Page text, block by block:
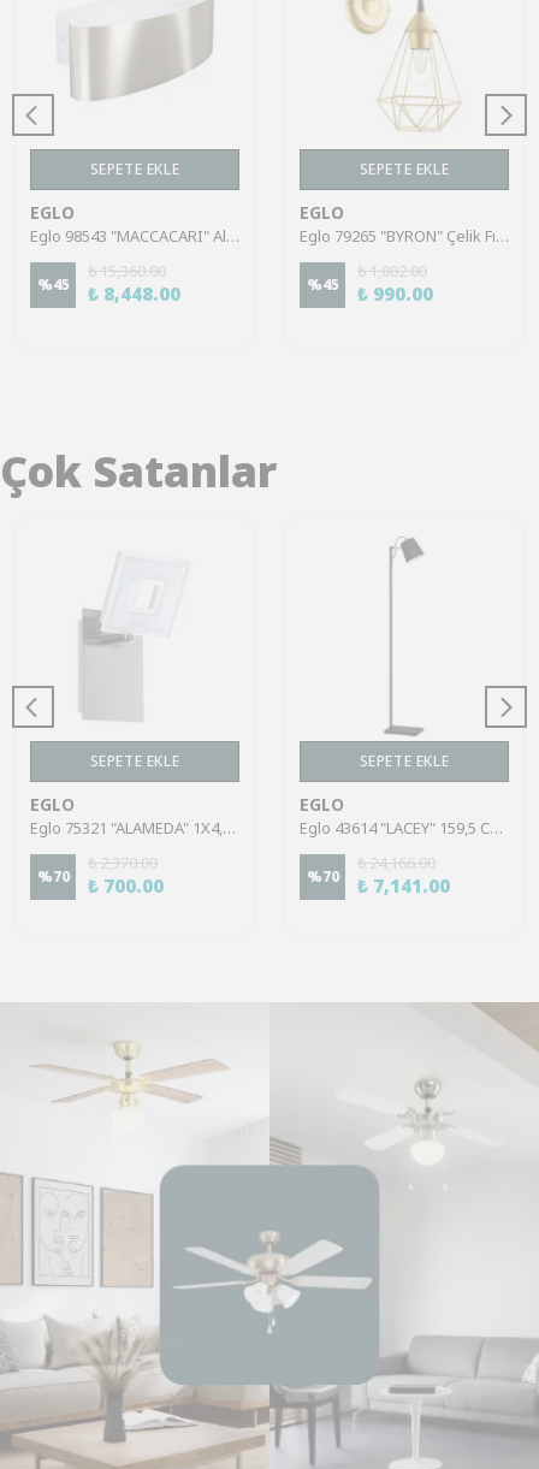
SEPETE EKLE
EGLO
Eglo 98543 "MACCACARI" Alüminyum, Çelik Beyaz, Nikel Mat Duvar Aplik
%45
₺ 15,360.00
₺ 8,448.00
SEPETE EKLE
EGLO
Eglo 79265 "BYRON" Çelik Fırçalanmış Pirinç Duvar Aplik
%45
₺ 1,802.00
₺ 990.00
Çok Satanlar
SEPETE EKLE
EGLO
Eglo 75321 "ALAMEDA" 1X4,5W Çelik Nikel Mat Sıva Üstü Spot
%70
₺ 2,370.00
₺ 700.00
SEPETE EKLE
EGLO
Eglo 43614 "LACEY" 159,5 Cm Yüksekliğinde Çelik, Ahşap Köşe Lambası Lambader
%70
₺ 24,166.00
₺ 7,141.00